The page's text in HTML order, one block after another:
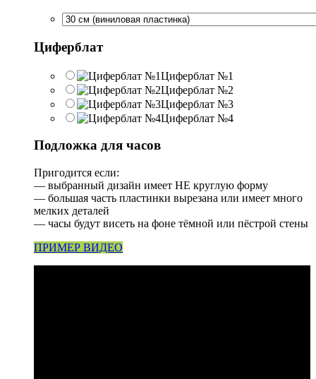
Циферблат
Циферблат №1
Циферблат №2
Циферблат №3
Циферблат №4
Подложка для часов
Пригодится если:
— выбранный дизайн имеет НЕ круглую форму
— большая часть пластинки вырезана или имеет много
мелких деталей
— часы будут висеть на фоне тёмной или пёстрой стены
ПРИМЕР ВИДЕО